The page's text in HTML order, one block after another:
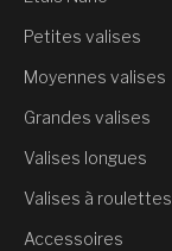
et bénéficie
valise protège
même être
Les
contentent pas
Petites valises
Moyennes valises
Grandes valises
Valises longues
Valises à roulettes
Accessoires